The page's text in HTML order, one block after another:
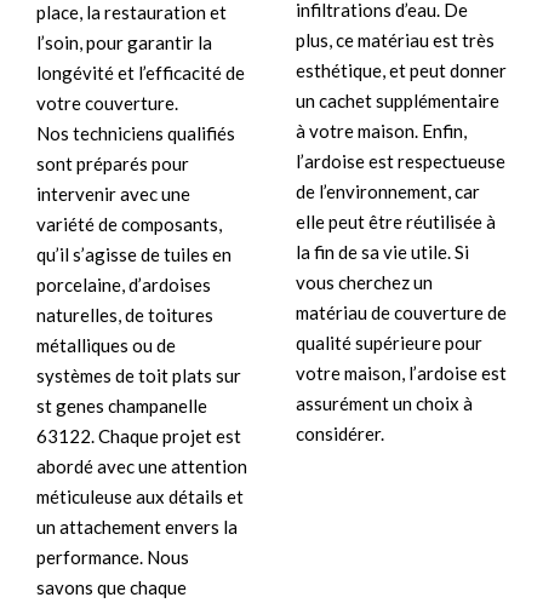
place, la restauration et
l’soin, pour garantir la
longévité et l’efficacité de
votre couverture.
Nos techniciens qualifiés
sont préparés pour
intervenir avec une
variété de composants,
qu’il s’agisse de tuiles en
porcelaine, d’ardoises
naturelles, de toitures
métalliques ou de
systèmes de toit plats sur
st genes champanelle
63122. Chaque projet est
abordé avec une attention
méticuleuse aux détails et
un attachement envers la
performance. Nous
savons que chaque
infiltrations d’eau. De
plus, ce matériau est très
esthétique, et peut donner
un cachet supplémentaire
à votre maison. Enfin,
l’ardoise est respectueuse
de l’environnement, car
elle peut être réutilisée à
la fin de sa vie utile. Si
vous cherchez un
matériau de couverture de
qualité supérieure pour
votre maison, l’ardoise est
assurément un choix à
considérer.